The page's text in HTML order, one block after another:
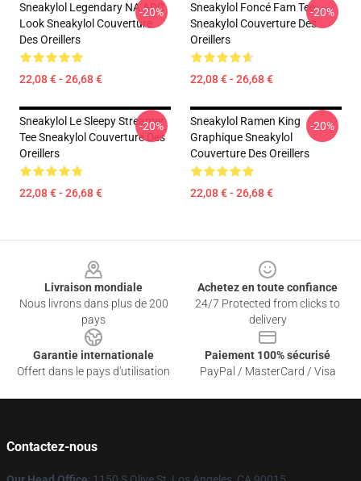
Sneakylol Legendary NA ADC
Look Sneakylol Couverture
Des Oreillers
22,08 € - 26,68 €
-20%
Sneakylol Foncé Fam Tee
Sneakylol Couverture Des
Oreillers
22,08 € - 26,68 €
-20%
Sneakylol Le Sleepy Streamer
Tee Sneakylol Couverture Des
Oreillers
22,08 € - 26,68 €
-20%
Sneakylol Ramen King
Graphique Sneakylol
Couverture Des Oreillers
22,08 € - 26,68 €
-20%
Livraison mondiale
Nous livrons dans plus de 200
pays
Achetez en toute confiance
24/7 Protected from clicks to
delivery
Garantie internationale
Offert dans le pays d'utilisation
Paiement 100% sécurisé
PayPal / MasterCard / Visa
Contactez-nous